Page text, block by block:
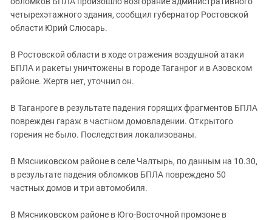
четырехэтажного здания, сообщил губернатор Ростовской
области Юрий Слюсарь.
В Ростовской области в ходе отражения воздушной атаки
БПЛА и ракеты уничтожены в городе Таганрог и в Азовском
районе. Жертв нет, уточнил он.
В Таганроге в результате падения горящих фрагментов БПЛА
поврежден гараж в частном домовладении. Открытого
горения не было. Последствия локализованы.
В Мясниковском районе в селе Чалтырь, по данным на 10.30,
в результате падения обломков БПЛА повреждено 50
частных домов и три автомобиля.
В Мясниковском районе в Юго-Восточной промзоне в